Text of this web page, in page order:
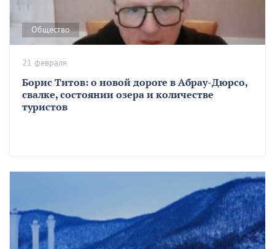
Общество
Борис Титов: о новой дороге в Абрау-Дюрсо,
свалке, состоянии озера и количестве
туристов
21 февраля